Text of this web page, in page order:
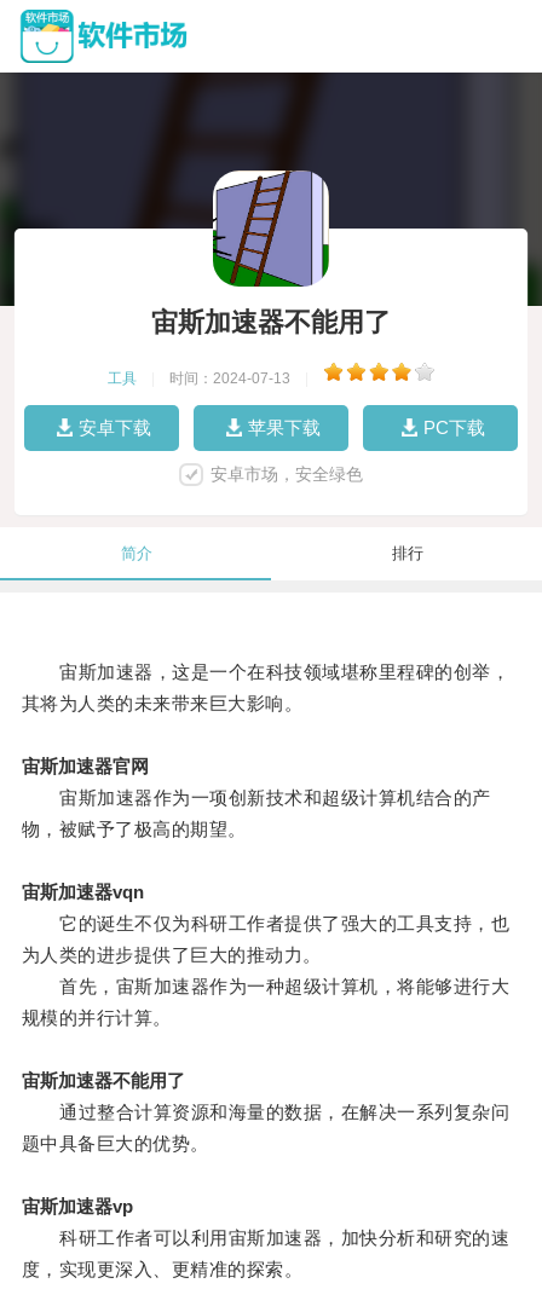
宙斯加速器不能用了
工具 时间：2024-07-13
安卓下载 苹果下载 PC下载
安卓市场，安全绿色
简介 排行
宙斯加速器，这是一个在科技领域堪称里程碑的创举，
其将为人类的未来带来巨大影响。
宙斯加速器官网
宙斯加速器作为一项创新技术和超级计算机结合的产
物，被赋予了极高的期望。
宙斯加速器vqn
它的诞生不仅为科研工作者提供了强大的工具支持，也
为人类的进步提供了巨大的推动力。
首先，宙斯加速器作为一种超级计算机，将能够进行大
规模的并行计算。
宙斯加速器不能用了
通过整合计算资源和海量的数据，在解决一系列复杂问
题中具备巨大的优势。
宙斯加速器vp
科研工作者可以利用宙斯加速器，加快分析和研究的速
度，实现更深入、更精准的探索。